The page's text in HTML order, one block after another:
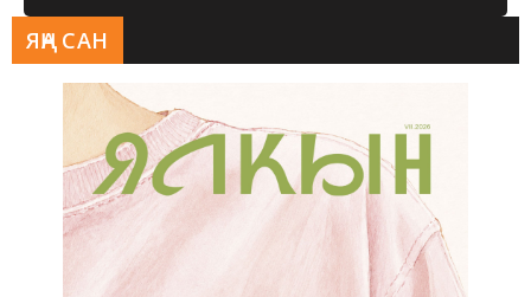
ЯҢА САН